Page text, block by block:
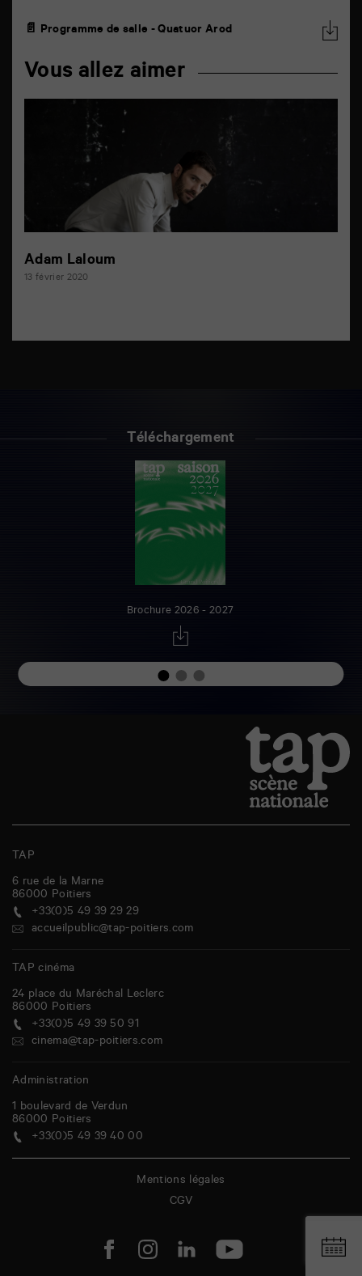
📄 Programme de salle - Quatuor Arod
Vous allez aimer
Adam Laloum
13 février 2020
Téléchargement
Brochure 2026 - 2027
TAP
6 rue de la Marne
86000 Poitiers
+33(0)5 49 39 29 29
accueilpublic@tap-poitiers.com
TAP cinéma
24 place du Maréchal Leclerc
86000 Poitiers
+33(0)5 49 39 50 91
cinema@tap-poitiers.com
Administration
1 boulevard de Verdun
86000 Poitiers
+33(0)5 49 39 40 00
Mentions légales
CGV